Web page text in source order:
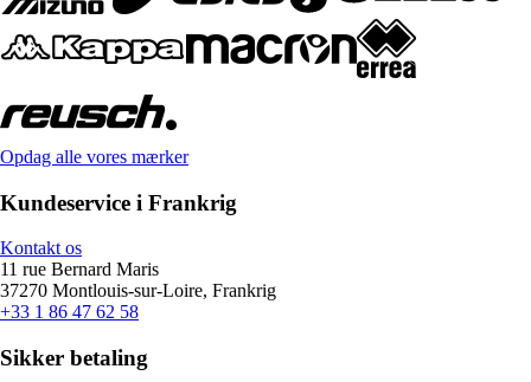
Opdag alle vores mærker
Kundeservice i Frankrig
Kontakt os
11 rue Bernard Maris
37270 Montlouis-sur-Loire, Frankrig
+33 1 86 47 62 58
Sikker betaling